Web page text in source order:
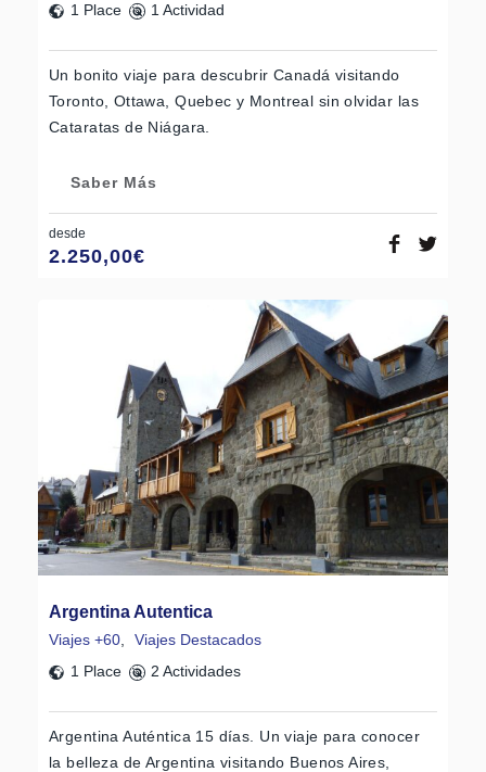
1 Place
1 Actividad
Un bonito viaje para descubrir Canadá visitando
Toronto, Ottawa, Quebec y Montreal sin olvidar las
Cataratas de Niágara.
Saber Más
desde
2.250,00€
Argentina Autentica
Viajes +60,
Viajes Destacados
1 Place
2 Actividades
Argentina Auténtica 15 días. Un viaje para conocer
la belleza de Argentina visitando Buenos Aires,